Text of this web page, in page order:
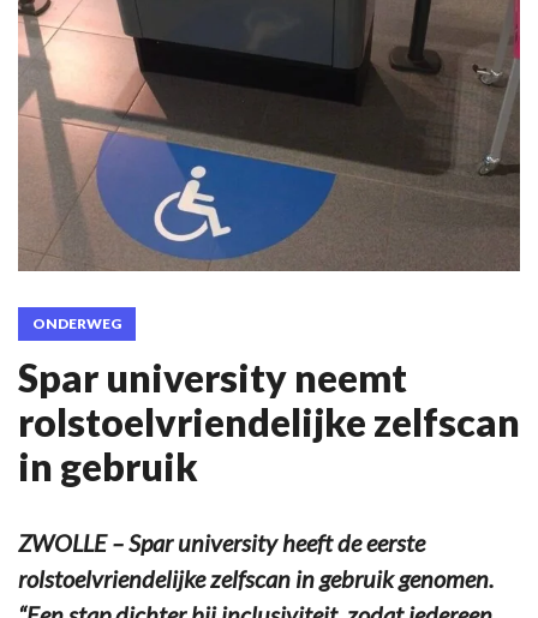
ONDERWEG
Spar university neemt
rolstoelvriendelijke zelfscan
in gebruik
ZWOLLE – Spar university heeft de eerste
rolstoelvriendelijke zelfscan in gebruik genomen.